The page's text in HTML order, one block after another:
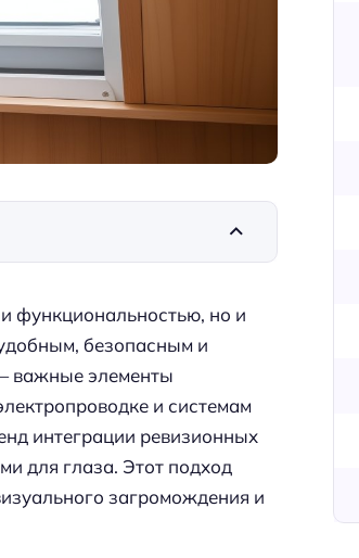
функциональностью, но и
безопасным и
важные элементы
и системам
интеграции ревизионных
для глаза. Этот подход
загромождения и